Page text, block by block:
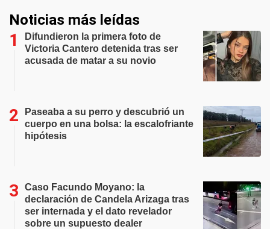
Noticias más leídas
Difundieron la primera foto de
Victoria Cantero detenida tras ser
acusada de matar a su novio
Paseaba a su perro y descubrió un
cuerpo en una bolsa: la escalofriante
hipótesis
Caso Facundo Moyano: la
declaración de Candela Arizaga tras
ser internada y el dato revelador
sobre un supuesto dealer